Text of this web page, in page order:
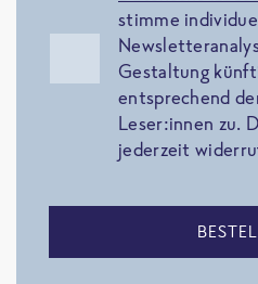
stimme
Gestaltung
entsprechend
Leser:innen zu.
jederzeit